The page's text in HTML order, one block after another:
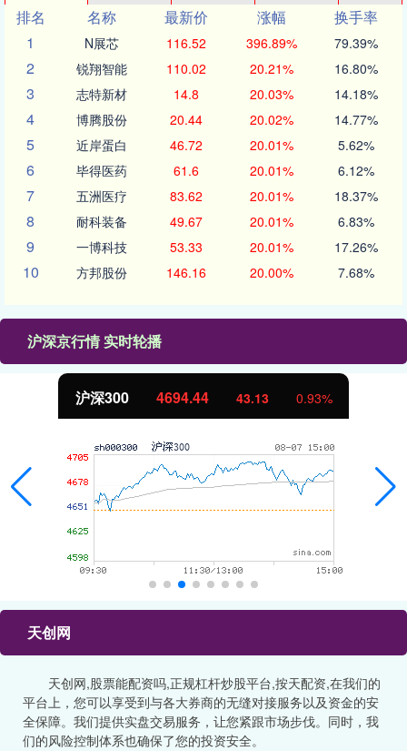
排名
名称 最新价 涨幅
换手率
1
N展芯 116.52 396.89% 79.39%
2 锐翔智能 110.02 20.21% 16.80%
3 志特新材 14.8 20.03% 14.18%
4 博腾股份 20.44 20.02% 14.77%
5 近岸蛋白 46.72 20.01% 5.62%
6 毕得医药 61.6 20.01% 6.12%
7 五洲医疗 83.62 20.01% 18.37%
8 耐科装备 49.67 20.01% 6.83%
9 一博科技 53.33 20.01% 17.26%
10 方邦股份 146.16 20.00% 7.68%
沪深京行情 实时轮播
沪深300 4694.44 43.13 0.93%
天创网
天创网,股票能配资吗,正规杠杆炒股平台,按天配资,在我们的
平台上，您可以享受到与各大券商的无缝对接服务以及资金的安
全保障。我们提供实盘交易服务，让您紧跟市场步伐。同时，我
们的风险控制体系也确保了您的投资安全。